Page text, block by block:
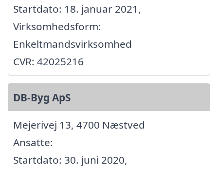
Startdato: 18. januar 2021,
Virksomhedsform:
Enkeltmandsvirksomhed
CVR: 42025216
DB-Byg ApS
Mejerivej 13, 4700 Næstved
Ansatte:
Startdato: 30. juni 2020,